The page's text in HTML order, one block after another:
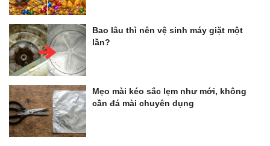
Bao lâu thì nên vệ sinh máy giặt một
lần?
Mẹo mài kéo sắc lẹm như mới, không
cần đá mài chuyên dụng